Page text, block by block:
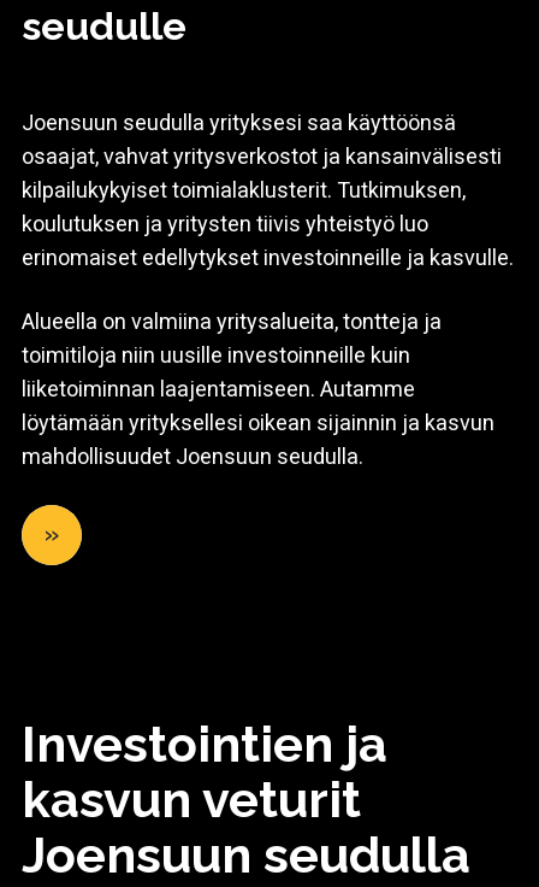
seudulle
Joensuun seudulla yrityksesi saa käyttöönsä
osaajat, vahvat yritysverkostot ja kansainvälisesti
kilpailukykyiset toimialaklusterit. Tutkimuksen,
koulutuksen ja yritysten tiivis yhteistyö luo
erinomaiset edellytykset investoinneille ja kasvulle.
Alueella on valmiina yritysalueita, tontteja ja
toimitiloja niin uusille investoinneille kuin
liiketoiminnan laajentamiseen. Autamme
löytämään yrityksellesi oikean sijainnin ja kasvun
mahdollisuudet Joensuun seudulla.
»
Investointien ja
kasvun veturit
Joensuun seudulla